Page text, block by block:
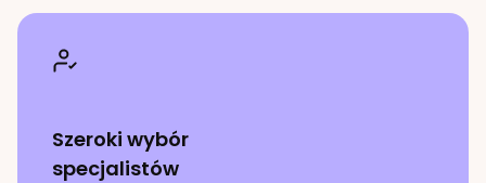
Szeroki wybór
specjalistów